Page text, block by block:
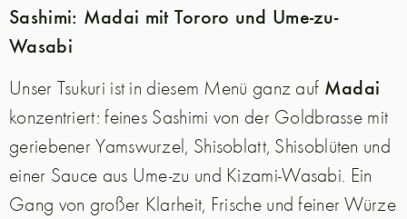
Sashimi: Madai mit Tororo und Ume-zu-
Wasabi
Unser Tsukuri ist in diesem Menü ganz auf Madai
konzentriert: feines Sashimi von der Goldbrasse mit
geriebener Yamswurzel, Shisoblatt, Shisoblüten und
einer Sauce aus Ume-zu und Kizami-Wasabi. Ein
Gang von großer Klarheit, Frische und feiner Würze